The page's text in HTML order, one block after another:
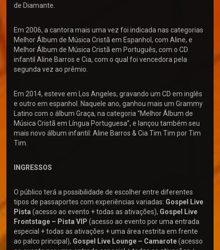
de Diamante.
Em 2006, a cantora mais uma vez foi indicada nas categorias
Melhor Álbum de Música Cristã em Espanhol, com Aline, e
Melhor Álbum de Música Cristã em Português, com o CD
infantil Aline Barros e Cia, com o qual foi vencedora pela
segunda vez ao prêmio.
Em 2014, esteve em Los Angeles, gravando um CD em inglês
e outro em espanhol. Naquele ano, ganhou mais um Grammy
Latino com o álbum Graça, na categoria “Melhor Álbum de
Música Cristã em Língua Portuguesa”, e lançou também seu
mais novo álbum infantil: Aline Barros & Cia Tim Tim por Tim
Tim.
INGRESSOS
O público terá a possibilidade de escolher entre diferentes
tipos de passaportes com experiências variadas: Gospel Live
Pista(acesso ao evento + todas as ativações), Gospel Live
Frontstage – Pista VIP (acesso ao evento por uma entrada
especial + todas as ativações + uma área restrita em frente
ao palco principal), Gospel Live Lounge – Camarote(acesso